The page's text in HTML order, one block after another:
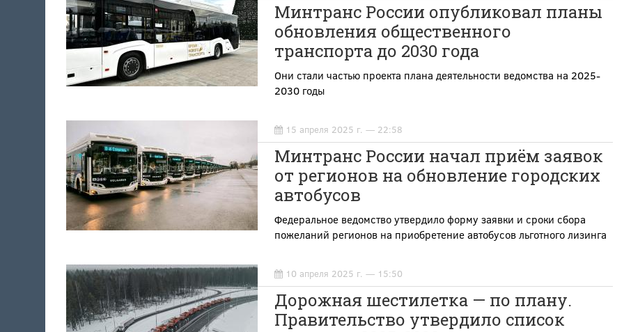
Минтранс России опубликовал планы
обновления общественного
транспорта до 2030 года
Они стали частью проекта плана деятельности ведомства на 2025-
2030 годы
15 апреля 2025 г. — 22:58
Минтранс России начал приём заявок
от регионов на обновление городских
автобусов
Федеральное ведомство утвердило форму заявки и сроки сбора
пожеланий регионов на приобретение автобусов льготного лизинга
10 апреля 2025 г. — 15:50
Дорожная шестилетка — по плану.
Правительство утвердило список